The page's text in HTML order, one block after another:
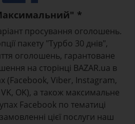
*
просування оголошень.
пакету "Турбо 30 днів",
оголошень, гарантоване
на сторінці BAZAR.ua в
(Facebook, Viber, Instagram,
OK), а також максимальне
Facebook по тематиці
цієї послуги наш